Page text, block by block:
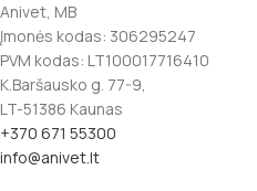
Anivet, MB
Įmonės kodas: 306295247
PVM kodas: LT100017716410
K.Baršausko g. 77-9,
LT-51386 Kaunas
+370 671 55300
info@anivet.lt